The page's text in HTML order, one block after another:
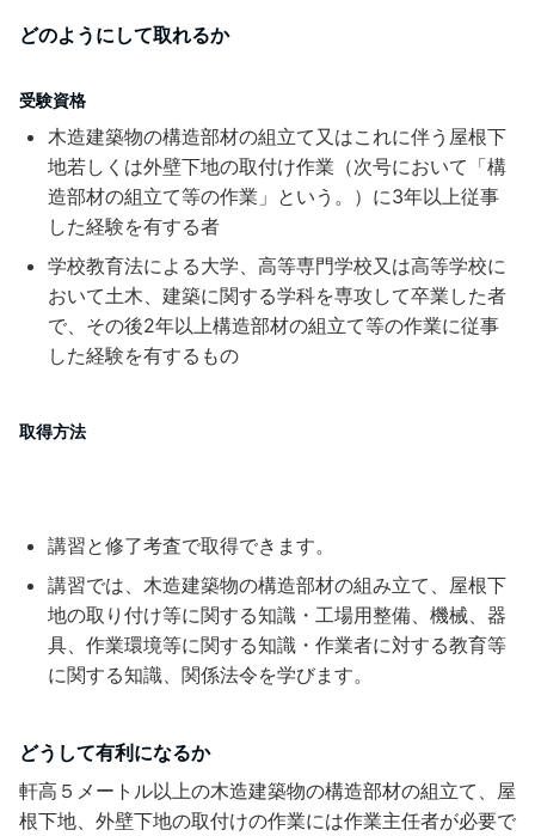
どのようにして取れるか
受験資格
木造建築物の構造部材の組立て又はこれに伴う屋根下
地若しくは外壁下地の取付け作業（次号において「構
造部材の組立て等の作業」という。）に3年以上従事
した経験を有する者
学校教育法による大学、高等専門学校又は高等学校に
おいて土木、建築に関する学科を専攻して卒業した者
で、その後2年以上構造部材の組立て等の作業に従事
した経験を有するもの
取得方法
講習と修了考査で取得できます。
講習では、木造建築物の構造部材の組み立て、屋根下
地の取り付け等に関する知識・工場用整備、機械、器
具、作業環境等に関する知識・作業者に対する教育等
に関する知識、関係法令を学びます。
どうして有利になるか
軒高５メートル以上の木造建築物の構造部材の組立て、屋
根下地、外壁下地の取付けの作業には作業主任者が必要で